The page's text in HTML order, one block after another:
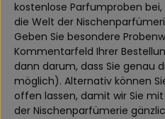
kostenlose Parfumproben
die Welt der
Geben Sie besondere
Kommentarfeld Ihrer
dann darum, dass Sie genau
möglich). Alternativ können
offen lassen, damit wir Sie
der Nischenparfümerie